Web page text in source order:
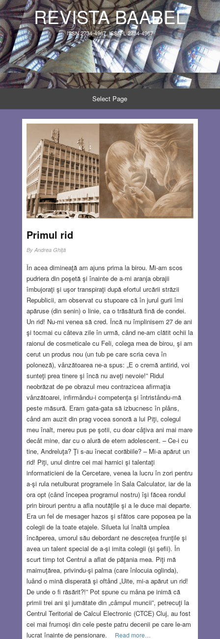
REVISTA BAABEL
ISSN 2734-4967, ISSN-L 2734-4967
Select Page
Primul rid
By Andrea Ghiţă
În acea dimineaţă am ajuns prima la birou. Mi-am scos
pudriera din poşetă şi înainte de a-mi aranja obrajii
îmbujoraţi şi uşor transpiraţi după efortul urcării străzii
Republicii, am observat cu stupoare că în jurul gurii îmi
apăruse (din senin) o linie, ca o trăsătură fină de condei.
Un rid! Nu-mi venea să cred. Încă nu împlinisem 27 de ani
şi tocmai cu câteva zile în urmă, când ne-am clătit ochii la
raionul de cosmeticale cu Feli, colega mea de birou, şi am
cerut un produs nou (un tub pe care scria ceva în
poloneză), vânzătoarea ne-a spus: „E o cremă antirid, voi
sunteţi prea tinere şi încă nu aveţi nevoie!” Ridul
neobrăzat de pe obrazul meu contrazicea afirmaţia
vânzătoarei, infirmându-i competenţa şi întristându-mă
peste măsură. Eram gata-gata să izbucnesc în plâns,
când am auzit din prag vocea sonoră a lui Piţi, colegul
meu înalt, mereu pus pe şotii, cu doar câţiva ani mai mare
decât mine, dar cu o alură de etern adolescent. – Ce-i cu
tine, Andreluţa? Ţi s-au înecat corăbiile? – Mi-a apărut un
rid! Piţi, unul dintre cei mai harnici şi talentaţi
informaticieni de la Cercetare, venea la lucru în zori pentru
a-şi rula netulburat programele în Sala Calculator, iar de la
ora opt (când începea programul nostru) îşi făcea rondul
prin birouri pentru a afla noutăţile şi a le duce mai departe.
Era un fel de mesager hazos şi sfătos care poposea pe la
colegii de la toate etajele. Silueta lui înaltă umplea
încăperea, umorul său debordant ne descreţea frunţile şi
avea un talent special de a-şi imita colegii (şi şefii). În
scurt timp tot Centrul a aflat de păţania mea. Piţi mă
maimuţărea, privindu-şi palma (care înlocuia oglinda),
luând o mină disperată şi oftând „Uite, mi-a apărut un rid!
De unde o fi răsărit?!” Pot spune cu mâna pe inimă că
primii trei ani şi jumătate din „câmpul muncii”, petrecuţi la
Centrul Teritorial de Calcul Electronic (CTCE) Cluj, au fost
cei mai frumoşi din cele peste patru decenii pe care le-am
lucrat înainte de pensionare.
Read more…